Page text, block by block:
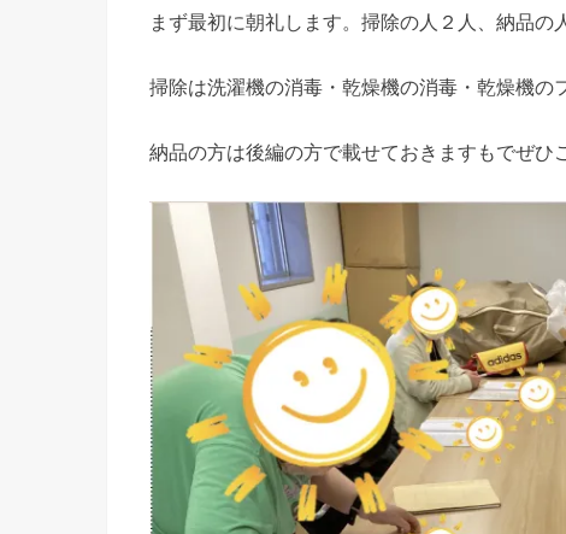
まず最初に朝礼します。掃除の人２人、納品の
掃除は洗濯機の消毒・乾燥機の消毒・乾燥機の
納品の方は後編の方で載せておきますもでぜひ